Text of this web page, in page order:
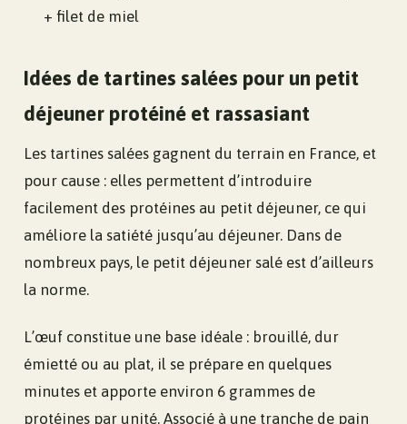
+ filet de miel
Idées de tartines salées pour un petit
déjeuner protéiné et rassasiant
Les tartines salées gagnent du terrain en France, et
pour cause : elles permettent d’introduire
facilement des protéines au petit déjeuner, ce qui
améliore la satiété jusqu’au déjeuner. Dans de
nombreux pays, le petit déjeuner salé est d’ailleurs
la norme.
L’œuf constitue une base idéale : brouillé, dur
émietté ou au plat, il se prépare en quelques
minutes et apporte environ 6 grammes de
protéines par unité. Associé à une tranche de pain